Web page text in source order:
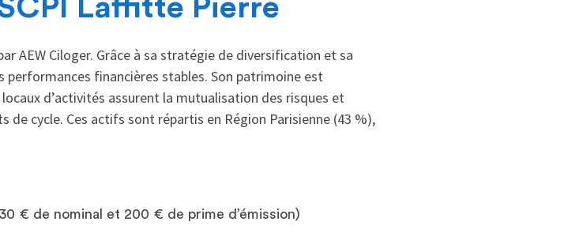
Laffitte Pierre
AEW Ciloger. Grâce à sa stratégie de diversification et sa
financières stables. Son patrimoine est
d’activités assurent la mutualisation des risques et
cycle. Ces actifs sont répartis en Région Parisienne (43 %),
€ de nominal et 200 € de prime d’émission)